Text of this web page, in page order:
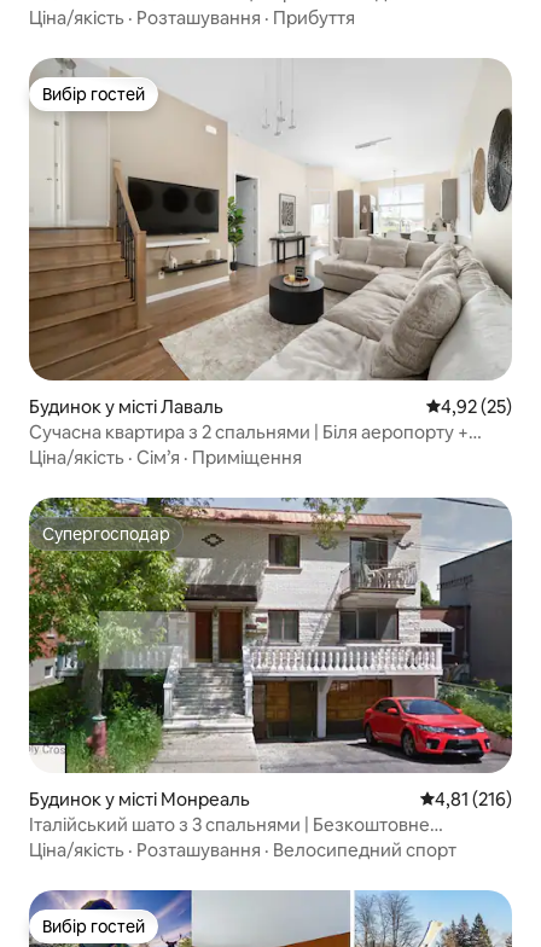
Ціна/якість · Розташування · Прибуття
Вибір гостей
Вибір гостей
Будинок у місті Лаваль Середня
4,92 (25)
Сучасна квартира з 2 спальнями | Біля аеропорту +
безкоштовне паркування
Ціна/якість · Сім’я · Приміщення
Супергосподар
Супергосподар
Будинок у місті Монреаль Середня
4,81 (216)
Італійський шато з 3 спальнями | Безкоштовне
паркування.
Ціна/якість · Розташування · Велосипедний спорт
Вибір гостей
Вибір гостей